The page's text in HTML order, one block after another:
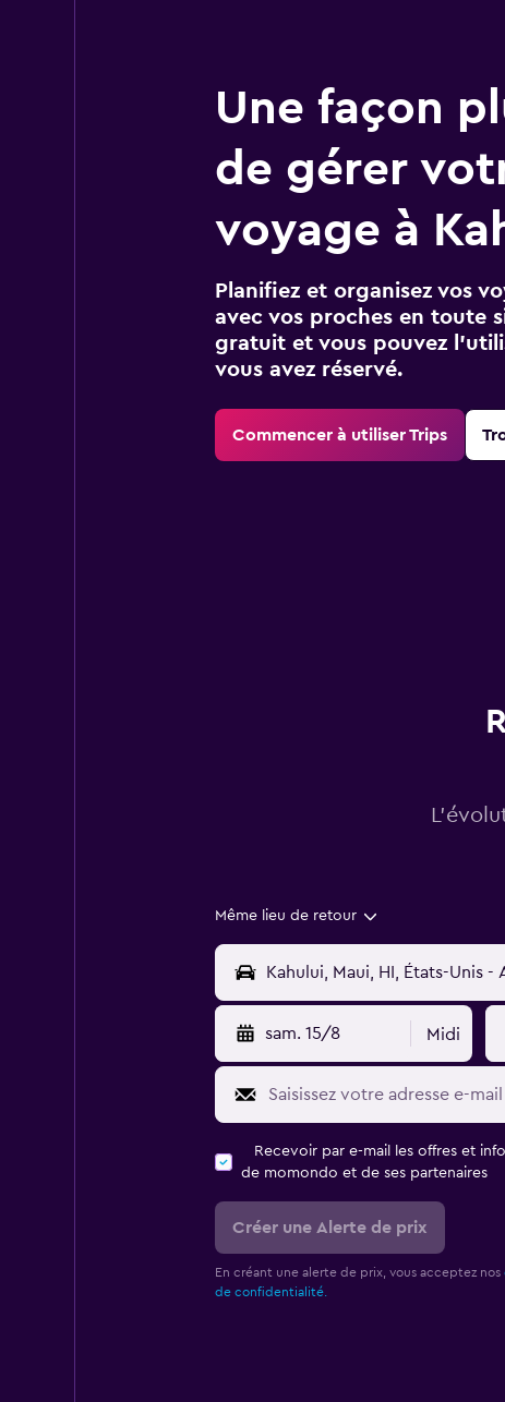
Une façon
de gérer
voyage à
Planifiez et organisez vos
avec vos proches en toute
gratuit et vous pouvez
vous avez réservé.
Commencer à utiliser Trips
Même lieu de retour
sam. 15/8 Midi
Recevoir par e-mail les offres et
de momondo et de ses partenaires
Créer une Alerte de prix
En créant une alerte de prix, vous acceptez nos
de confidentialité.